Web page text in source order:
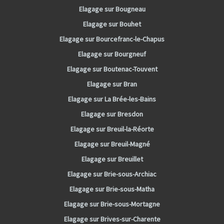
Elagage sur Bougneau
Elagage sur Bouhet
Elagage sur Bourcefranc-le-Chapus
Elagage sur Bourgneuf
Elagage sur Boutenac-Touvent
Elagage sur Bran
Elagage sur La Brée-les-Bains
Elagage sur Bresdon
Elagage sur Breuil-la-Réorte
Elagage sur Breuil-Magné
Elagage sur Breuillet
Elagage sur Brie-sous-Archiac
Elagage sur Brie-sous-Matha
Elagage sur Brie-sous-Mortagne
Elagage sur Brives-sur-Charente